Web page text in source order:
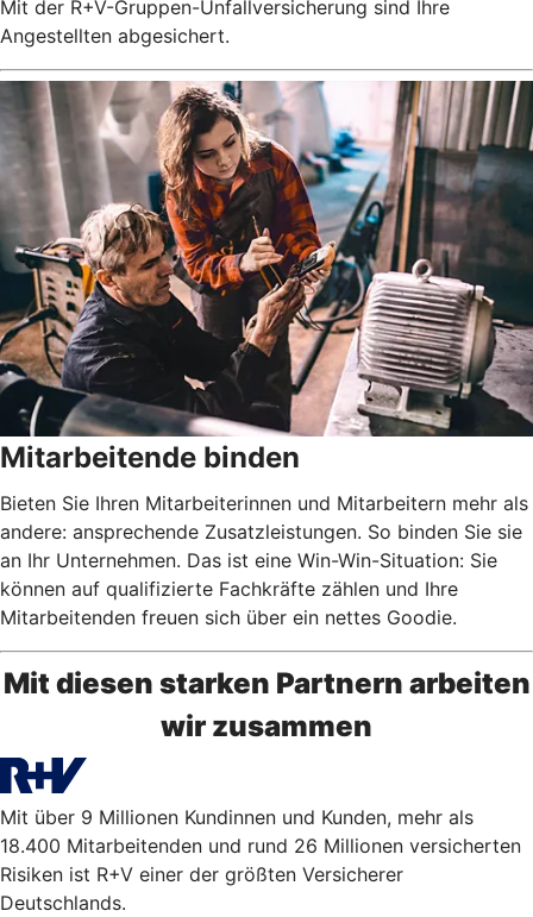
Mit der R+V-Gruppen-Unfallversicherung sind Ihre
Angestellten abgesichert.
Mitarbeitende binden
Bieten Sie Ihren Mitarbeiterinnen und Mitarbeitern mehr als
andere: ansprechende Zusatzleistungen. So binden Sie sie
an Ihr Unternehmen. Das ist eine Win-Win-Situation: Sie
können auf qualifizierte Fachkräfte zählen und Ihre
Mitarbeitenden freuen sich über ein nettes Goodie.
Mit diesen starken Partnern arbeiten
wir zusammen
Mit über 9 Millionen Kundinnen und Kunden, mehr als
18.400 Mitarbeitenden und rund 26 Millionen versicherten
Risiken ist R+V einer der größten Versicherer
Deutschlands.